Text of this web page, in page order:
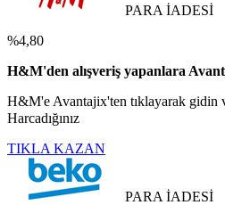
PARA İADESİ
%4,80
H&M'den alışveriş yapanlara
H&M'e Avantajix'ten tıklayarak gidin
Harcadığınız
TIKLA KAZAN
PARA İADESİ